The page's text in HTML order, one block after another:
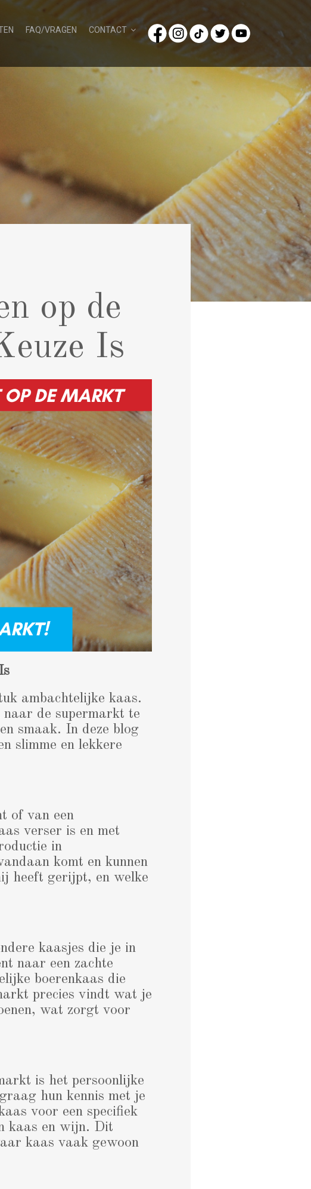
FAQ/VRAGEN CONTACT
op de
Is
ambachtelijke kaas.
de supermarkt te
smaak. In deze blog
slimme en lekkere
of van een
verser is en met
in
komt en kunnen
heeft gerijpt, en welke
kaasjes die je in
naar een zachte
boerenkaas die
precies vindt wat je
wat zorgt voor
is het persoonlijke
hun kennis met je
voor een specifiek
kaas en wijn. Dit
kaas vaak gewoon